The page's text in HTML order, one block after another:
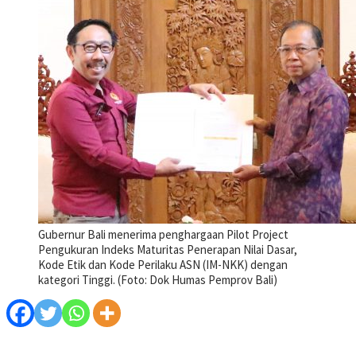
Gubernur Bali menerima penghargaan Pilot Project
Pengukuran Indeks Maturitas Penerapan Nilai Dasar,
Kode Etik dan Kode Perilaku ASN (IM-NKK) dengan
kategori Tinggi. (Foto: Dok Humas Pemprov Bali)